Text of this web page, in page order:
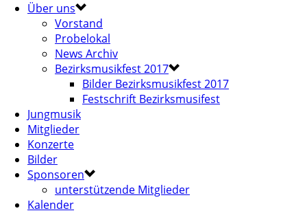
Über uns
Vorstand
Probelokal
News Archiv
Bezirksmusikfest 2017
Bilder Bezirksmusikfest 2017
Festschrift Bezirksmusifest
Jungmusik
Mitglieder
Konzerte
Bilder
Sponsoren
unterstützende Mitglieder
Kalender